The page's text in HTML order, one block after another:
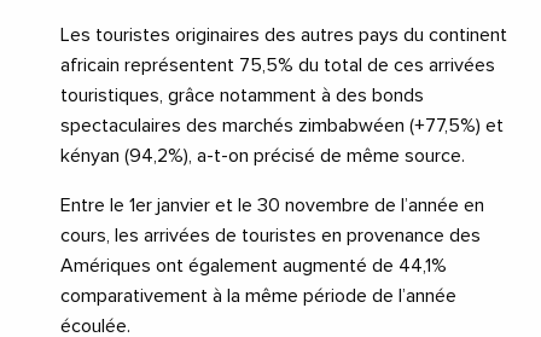
Les touristes originaires des autres pays du continent
africain représentent 75,5% du total de ces arrivées
touristiques, grâce notamment à des bonds
spectaculaires des marchés zimbabwéen (+77,5%) et
kényan (94,2%), a-t-on précisé de même source.
Entre le 1er janvier et le 30 novembre de l’année en
cours, les arrivées de touristes en provenance des
Amériques ont également augmenté de 44,1%
comparativement à la même période de l’année
écoulée.